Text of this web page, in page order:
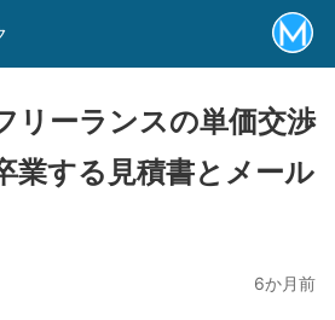
リーランスの単価交渉
業する見積書とメール
6か月前